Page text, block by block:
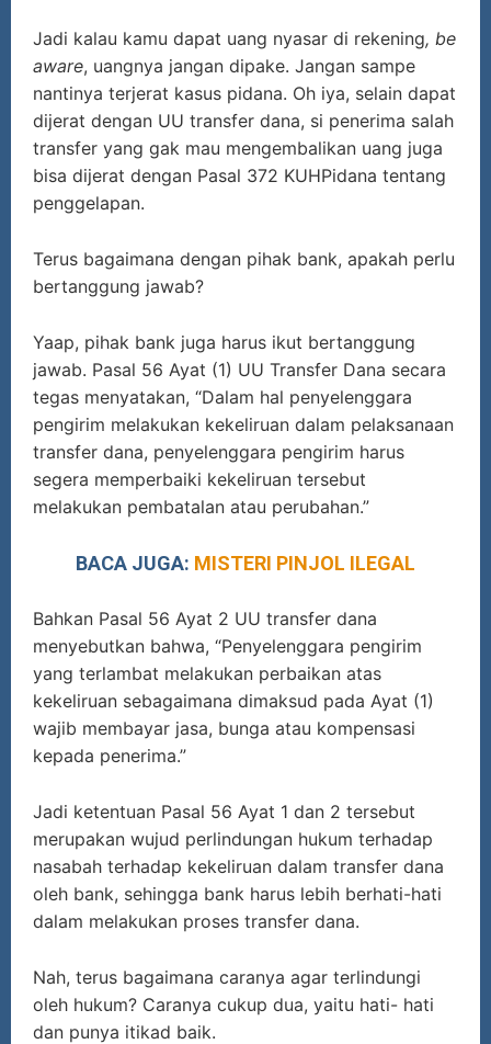
Jadi kalau kamu dapat uang nyasar di rekening, be
aware, uangnya jangan dipake. Jangan sampe
nantinya terjerat kasus pidana. Oh iya, selain dapat
dijerat dengan UU transfer dana, si penerima salah
transfer yang gak mau mengembalikan uang juga
bisa dijerat dengan Pasal 372 KUHPidana tentang
penggelapan.
Terus bagaimana dengan pihak bank, apakah perlu
bertanggung jawab?
Yaap, pihak bank juga harus ikut bertanggung
jawab. Pasal 56 Ayat (1) UU Transfer Dana secara
tegas menyatakan, “Dalam hal penyelenggara
pengirim melakukan kekeliruan dalam pelaksanaan
transfer dana, penyelenggara pengirim harus
segera memperbaiki kekeliruan tersebut
melakukan pembatalan atau perubahan.”
BACA JUGA: MISTERI PINJOL ILEGAL
Bahkan Pasal 56 Ayat 2 UU transfer dana
menyebutkan bahwa, “Penyelenggara pengirim
yang terlambat melakukan perbaikan atas
kekeliruan sebagaimana dimaksud pada Ayat (1)
wajib membayar jasa, bunga atau kompensasi
kepada penerima.”
Jadi ketentuan Pasal 56 Ayat 1 dan 2 tersebut
merupakan wujud perlindungan hukum terhadap
nasabah terhadap kekeliruan dalam transfer dana
oleh bank, sehingga bank harus lebih berhati-hati
dalam melakukan proses transfer dana.
Nah, terus bagaimana caranya agar terlindungi
oleh hukum? Caranya cukup dua, yaitu hati- hati
dan punya itikad baik.